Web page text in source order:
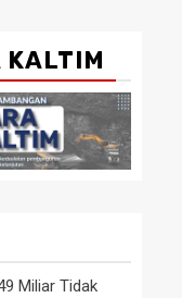
KALTIM
Miliar Tidak